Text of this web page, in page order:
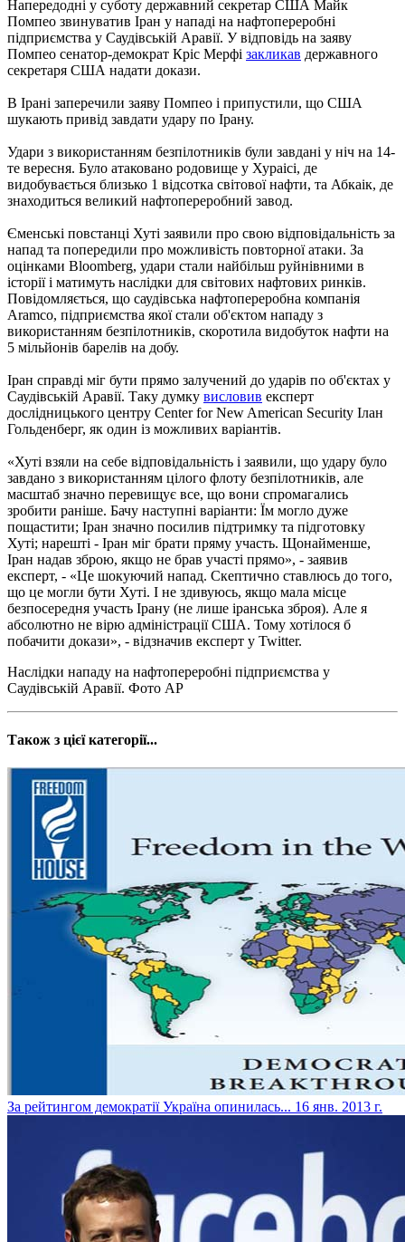
Напередодні у суботу державний секретар США Майк
Помпео звинуватив Іран у нападі на нафтопереробні
підприємства у Саудівській Аравії. У відповідь на заяву
Помпео сенатор-демократ Кріс Мерфі закликав державного
секретаря США надати докази.
В Ірані заперечили заяву Помпео і припустили, що США
шукають привід завдати удару по Ірану.
Удари з використанням безпілотників були завдані у ніч на 14-
те вересня. Було атаковано родовище у Хураісі, де
видобувається близько 1 відсотка світової нафти, та Абкаік, де
знаходиться великий нафтопереробний завод.
Єменські повстанці Хуті заявили про свою відповідальність за
напад та попередили про можливість повторної атаки. За
оцінками Bloomberg, удари стали найбільш руйнівними в
історії і матимуть наслідки для світових нафтових ринків.
Повідомляється, що саудівська нафтопереробна компанія
Aramco, підприємства якої стали об'єктом нападу з
використанням безпілотників, скоротила видобуток нафти на
5 мільйонів барелів на добу.
Іран справді міг бути прямо залучений до ударів по об'єктах у
Саудівській Аравії. Таку думку висловив експерт
дослідницького центру Center for New American Security Ілан
Гольденберг, як один із можливих варіантів.
«Хуті взяли на себе відповідальність і заявили, що удару було
завдано з використанням цілого флоту безпілотників, але
масштаб значно перевищує все, що вони спромагались
зробити раніше. Бачу наступні варіанти: Їм могло дуже
пощастити; Іран значно посилив підтримку та підготовку
Хуті; нарешті - Іран міг брати пряму участь. Щонайменше,
Іран надав зброю, якщо не брав участі прямо», - заявив
експерт, - «Це шокуючий напад. Скептично ставлюсь до того,
що це могли бути Хуті. І не здивуюсь, якщо мала місце
безпосередня участь Ірану (не лише іранська зброя). Але я
абсолютно не вірю адміністрації США. Тому хотілося б
побачити докази», - відзначив експерт у Twitter.
Наслідки нападу на нафтопереробні підприємства у
Саудівській Аравії. Фото АР
Також з цієї категорії...
За рейтингом демократії Україна опинилась... 16 янв. 2013 г.